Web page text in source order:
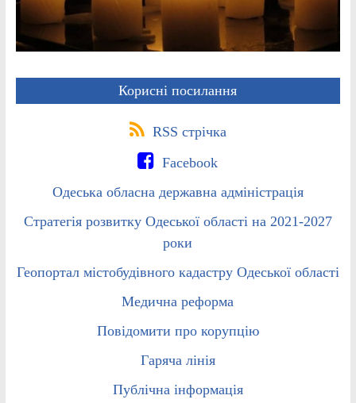
Корисні посилання
RSS стрічка
Facebook
Одеська обласна державна адміністрація
Стратегія розвитку Одеської області на 2021-2027
роки
Геопортал містобудівного кадастру Одеської області
Медична реформа
Повідомити про корупцію
Гаряча лінія
Публічна інформація